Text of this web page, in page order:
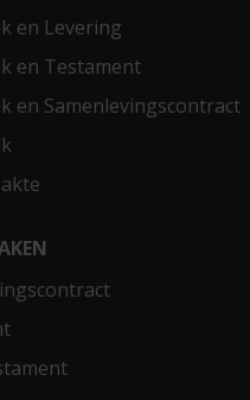
en Levering
en Testament
en Samenlevingscontract